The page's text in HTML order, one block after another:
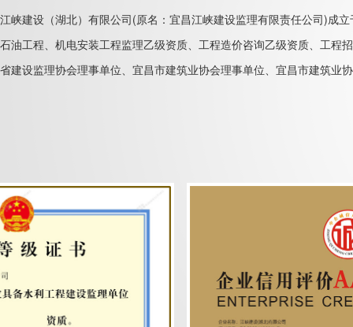
江峡建设（湖北）有限公司(原名：宜昌江峡建设监理有限责任公司)成
石油工程、机电安装工程监理乙级资质、工程造价咨询乙级资质、工程
省建设监理协会理事单位、宜昌市建筑业协会理事单位、宜昌市建筑业